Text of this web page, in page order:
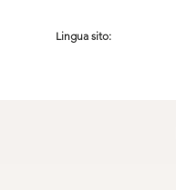
Lingua sito: